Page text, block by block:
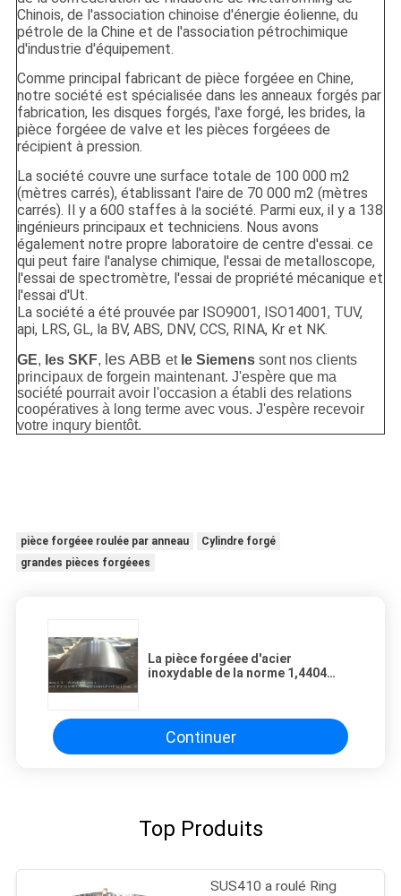
Chinois, de l'association chinoise d'énergie éolienne, du
pétrole de la Chine et de l'association pétrochimique
d'industrie d'équipement.
Comme principal fabricant de pièce forgéee en Chine,
notre société est spécialisée dans les anneaux forgés par
fabrication, les disques forgés, l'axe forgé, les brides, la
pièce forgéee de valve et les pièces forgéees de
récipient à pression.
La société couvre une surface totale de 100 000 m2
(mètres carrés), établissant l'aire de 70 000 m2 (mètres
carrés). Il y a 600 staffes à la société. Parmi eux, il y a 138
ingénieurs principaux et techniciens. Nous avons
également notre propre laboratoire de centre d'essai. ce
qui peut faire l'analyse chimique, l'essai de metalloscope,
l'essai de spectromètre, l'essai de propriété mécanique et
l'essai d'Ut.
La société a été prouvée par ISO9001, ISO14001, TUV,
api, LRS, GL, la BV, ABS, DNV, CCS, RINA, Kr et NK.
GE, les SKF, les ABB et le Siemens sont nos clients
principaux de forgein maintenant. J'espère que ma
société pourrait avoir l'occasion a établi des relations
coopératives à long terme avec vous. J'espère recevoir
votre inqury bientôt.
pièce forgéee roulée par anneau
Cylindre forgé
grandes pièces forgéees
La pièce forgéee d'acier
inoxydable de la norme 1,4404
Continuer
Top Produits
SUS410 a roulé Ring